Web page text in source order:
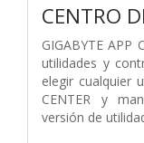
CENTRO
GIGABYTE
utilidades y
elegir cualquier
CENTER y
versión de